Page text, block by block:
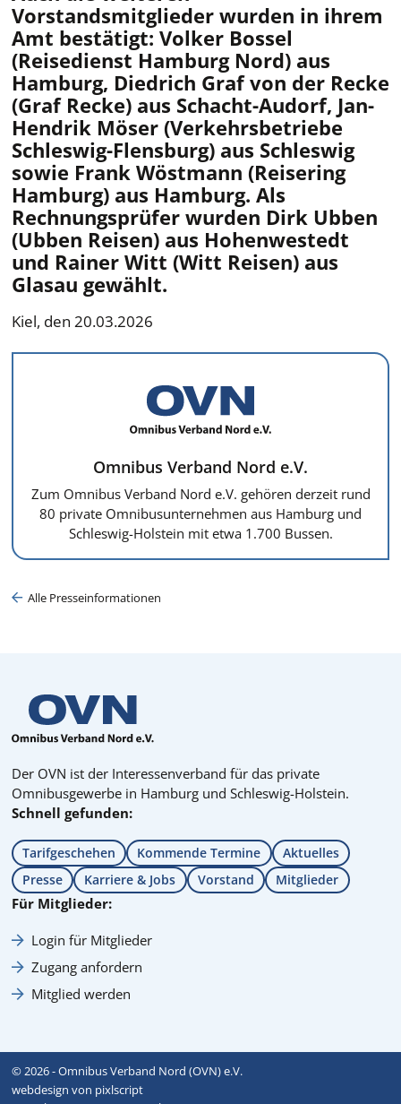
Vorstandsmitglieder wurden in ihrem
Amt bestätigt: Volker Bossel
(Reisedienst Hamburg Nord) aus
Hamburg, Diedrich Graf von der Recke
(Graf Recke) aus Schacht-Audorf, Jan-
Hendrik Möser (Verkehrsbetriebe
Schleswig-Flensburg) aus Schleswig
sowie Frank Wöstmann (Reisering
Hamburg) aus Hamburg. Als
Rechnungsprüfer wurden Dirk Ubben
(Ubben Reisen) aus Hohenwestedt
und Rainer Witt (Witt Reisen) aus
Glasau gewählt.
Kiel, den 20.03.2026
Omnibus Verband Nord e.V.
Zum Omnibus Verband Nord e.V. gehören derzeit rund
80 private Omnibusunternehmen aus Hamburg und
Schleswig-Holstein mit etwa 1.700 Bussen.
Alle Presseinformationen
Der OVN ist der Interessenverband für das private
Omnibusgewerbe in Hamburg und Schleswig-Holstein.
Schnell gefunden:
Tarifgeschehen Kommende Termine
Aktuelles
Presse
Karriere & Jobs Vorstand Mitglieder
Für Mitglieder:
Login für Mitglieder
Zugang anfordern
Mitglied werden
© 2026 - Omnibus Verband Nord (OVN) e.V.
webdesign von pixlscript